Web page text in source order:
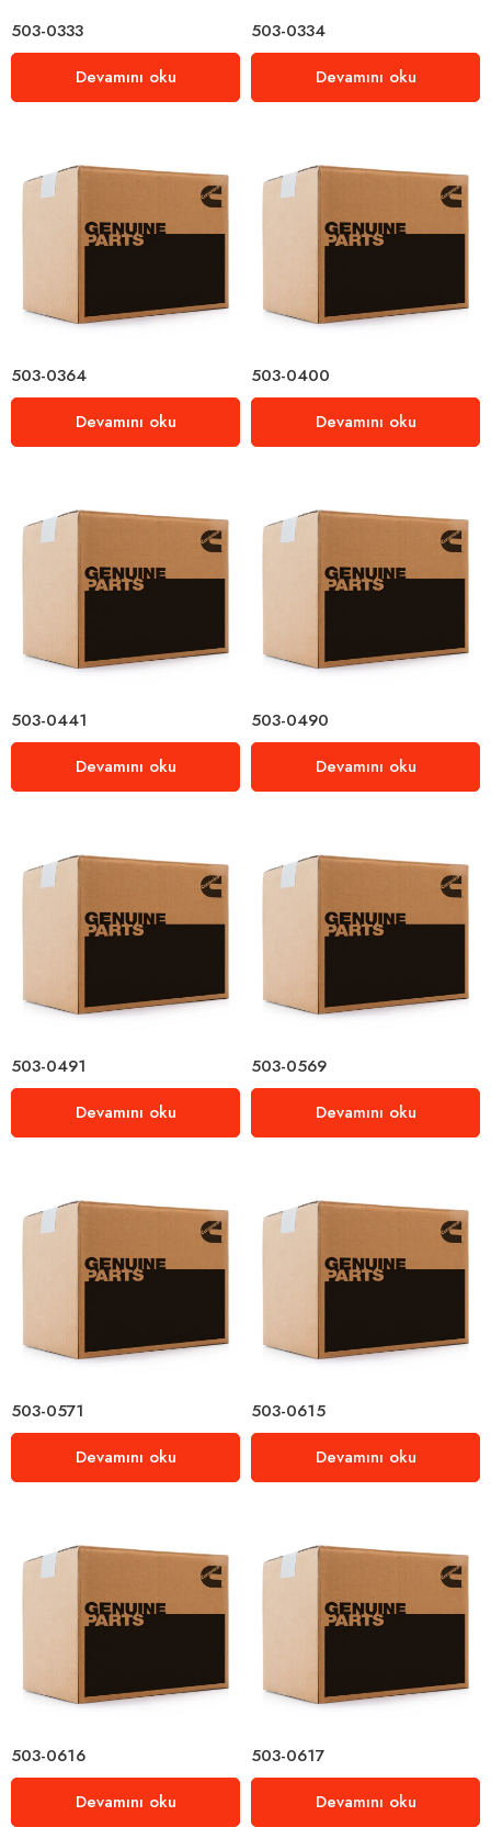
503-0333
Devamını oku
503-0334
Devamını oku
503-0364
Devamını oku
503-0400
Devamını oku
503-0441
Devamını oku
503-0490
Devamını oku
503-0491
Devamını oku
503-0569
Devamını oku
503-0571
Devamını oku
503-0615
Devamını oku
503-0616
Devamını oku
503-0617
Devamını oku